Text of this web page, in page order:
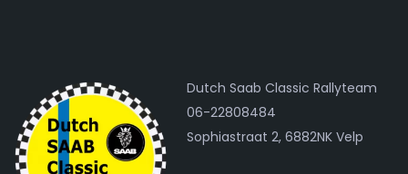
Dutch Saab Classic Rallyteam
06-22808484
Sophiastraat 2, 6882NK Velp